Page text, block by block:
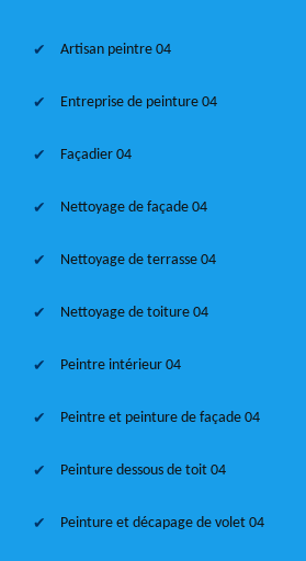
Artisan peintre 04
Entreprise de peinture 04
Façadier 04
Nettoyage de façade 04
Nettoyage de terrasse 04
Nettoyage de toiture 04
Peintre intérieur 04
Peintre et peinture de façade 04
Peinture dessous de toit 04
Peinture et décapage de volet 04